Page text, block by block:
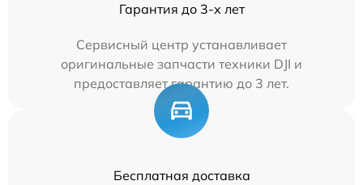
Гарантия до 3-х лет
Сервисный центр устанавливает
оригинальные запчасти техники DJI и
предоставляет гарантию до 3 лет.
Бесплатная доставка